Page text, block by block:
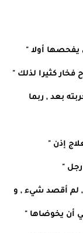
يفحصها أولا "
كثيرا لذلك "
بعد , ربما
إذن "
رجل "
, لم أقصد شيء , و
أن يخوضاها "